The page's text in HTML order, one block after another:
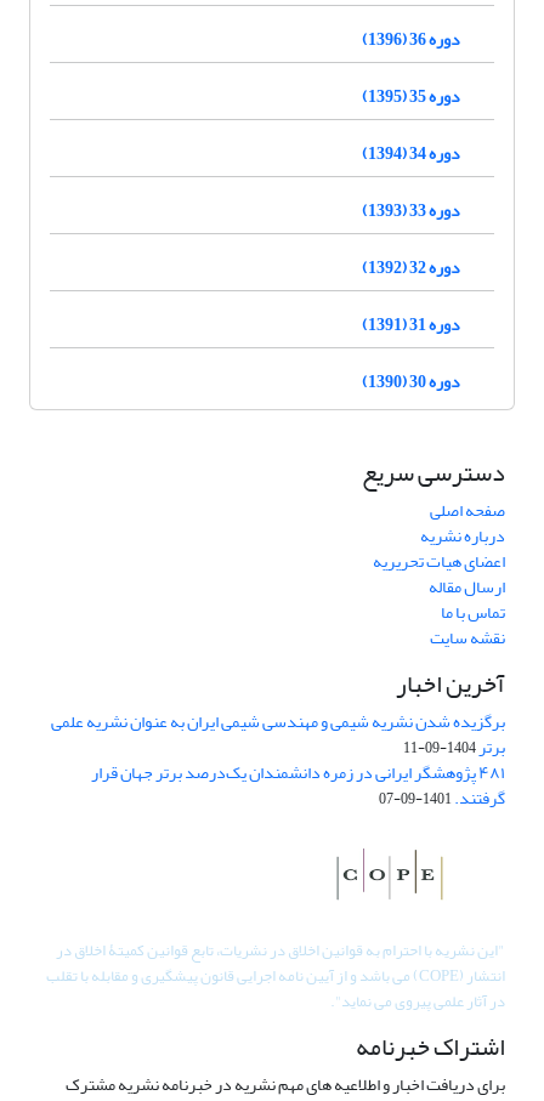
دوره 36 (1396)
دوره 35 (1395)
دوره 34 (1394)
دوره 33 (1393)
دوره 32 (1392)
دوره 31 (1391)
دوره 30 (1390)
دسترسی سریع
صفحه اصلی
درباره نشریه
اعضای هیات تحریریه
ارسال مقاله
تماس با ما
نقشه سایت
آخرین اخبار
برگزیده شدن نشریه شیمی و مهندسی شیمی ایران به عنوان نشریه علمی
برتر1404-09-11
۴۸۱ پژوهشگر ایرانی در زمره دانشمندان یک‌درصد برتر جهان قرار
گرفتند.1401-09-07
"این نشریه با احترام به قوانین اخلاق در نشریات، تابع قوانین کمیتۀ اخلاق در
انتشار (COPE) می باشد و از آیین نامه اجرایی قانون پیشگیری و مقابله با تقلب
در آثار علمی پیروی می نماید".
اشتراک خبرنامه
برای دریافت اخبار و اطلاعیه های مهم نشریه در خبرنامه نشریه مشترک